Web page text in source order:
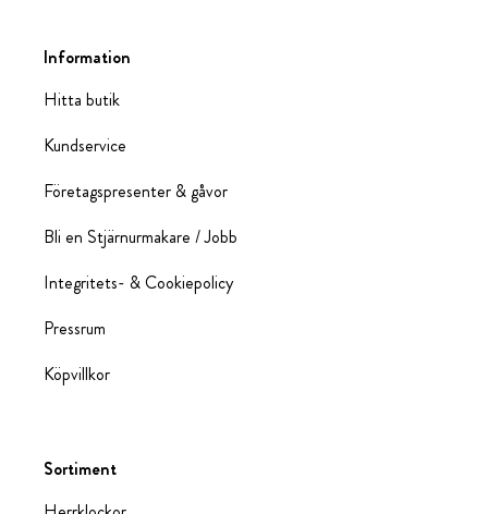
Information
Hitta butik
Kundservice
Företagspresenter & gåvor
Bli en Stjärnurmakare / Jobb
Integritets- & Cookiepolicy
Pressrum
Köpvillkor
Sortiment